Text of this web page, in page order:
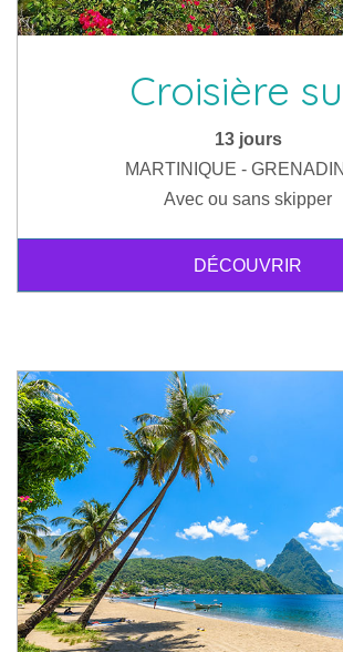
Croisière
13 jours
MARTINIQUE -
Avec ou sans skipper
DÉCOUVRIR